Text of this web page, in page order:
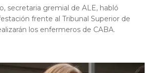
secretaria gremial de ALE, habló
frente al Tribunal Superior de
los enfermeros de CABA.